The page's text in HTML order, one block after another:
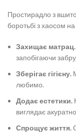
Простирадло з
боротьбі з хаосом
Захищає матрац.
запобігаючи
Зберігає гігієну.
любимо.
Додає естетики.
виглядає
Спрощує життя.